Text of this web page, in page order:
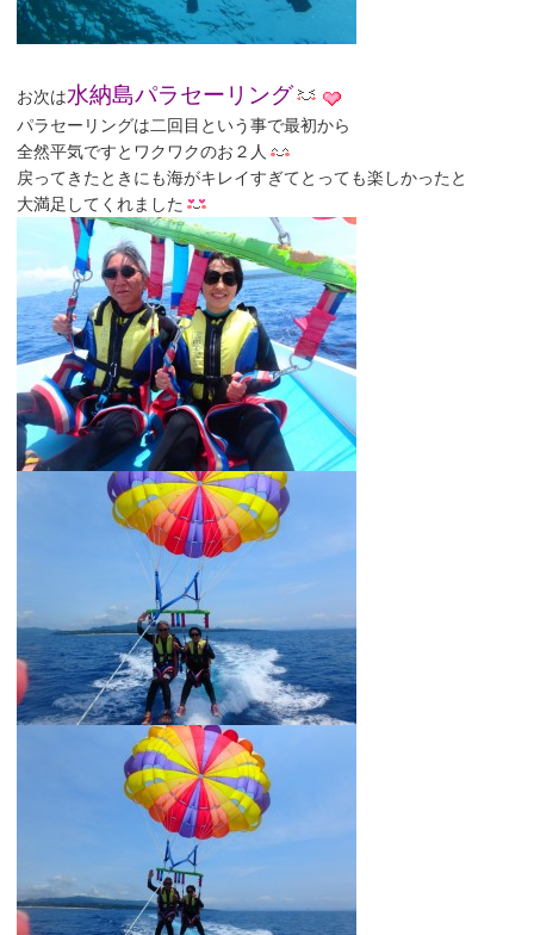
お次は水納島パラセーリング
パラセーリングは二回目という事で最初から
全然平気ですとワクワクのお２人
戻ってきたときにも海がキレイすぎてとっても楽しかったと
大満足してくれました